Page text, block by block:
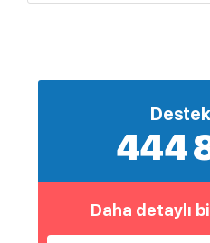
444
Daha detaylı